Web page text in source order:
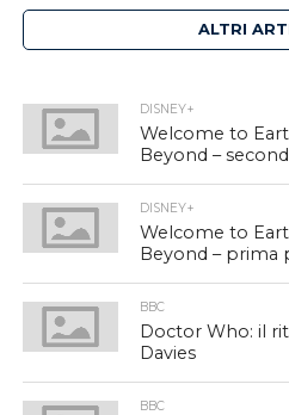
ALTRI
DISNEY+
Welcome to
Beyond –
DISNEY+
Welcome to
Beyond – prima
BBC
Doctor Who: il
Davies
BBC